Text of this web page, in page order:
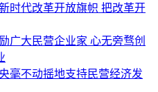
时代改革开放旗帜 把改革开
广大民营企业家 心无旁骛创
毫不动摇地支持民营经济发